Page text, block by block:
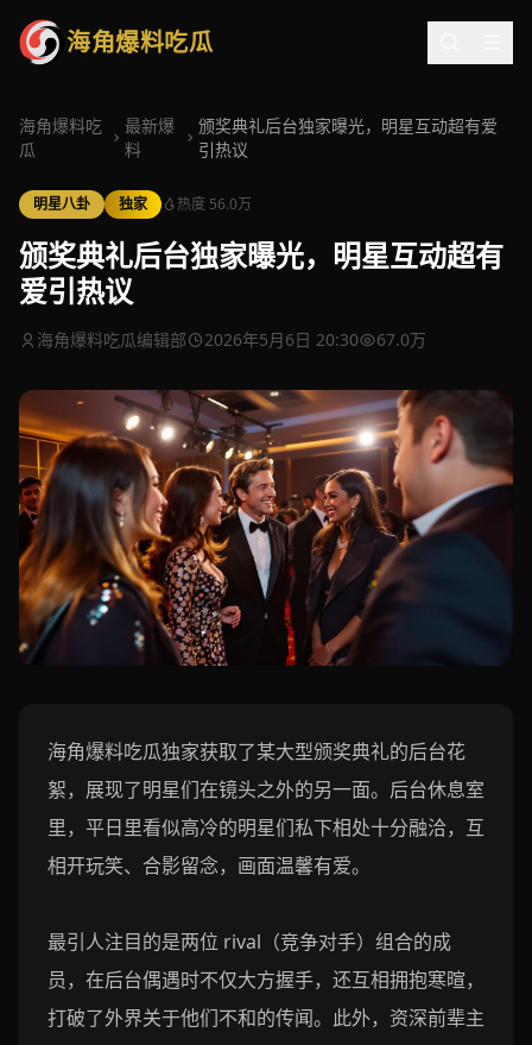
海角爆料吃瓜
海角爆料吃
瓜
最新爆
料
颁奖典礼后台独家曝光，明星互动超有爱
引热议
明星八卦 独家 热度 56.0万
颁奖典礼后台独家曝光，明星互动超有
爱引热议
海角爆料吃瓜编辑部 2026年5月6日 20:30 67.0万
海角爆料吃瓜独家获取了某大型颁奖典礼的后台花
絮，展现了明星们在镜头之外的另一面。后台休息室
里，平日里看似高冷的明星们私下相处十分融洽，互
相开玩笑、合影留念，画面温馨有爱。
最引人注目的是两位 rival（竞争对手）组合的成
员，在后台偶遇时不仅大方握手，还互相拥抱寒暄，
打破了外界关于他们不和的传闻。此外，资深前辈主